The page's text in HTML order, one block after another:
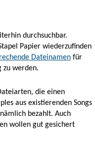
durchsuchbar.
Papier wiederzufinden
Dateinamen für
zu werden.
die einen
aus existierenden Songs
bezahlt. Auch
wollen gut gesichert